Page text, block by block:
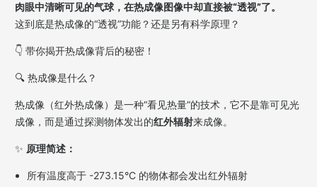
肉眼中清晰可见的气球，在热成像图像中却直接被“透视”了。
这到底是热成像的“透视”功能？还是另有科学原理？
👇 带你揭开热成像背后的秘密！
🔍 热成像是什么？
热成像（红外热成像）是一种“看见热量”的技术，它不是靠可见光
成像，而是通过探测物体发出的红外辐射来成像。
✨ 原理简述：
所有温度高于 -273.15°C 的物体都会发出红外辐射